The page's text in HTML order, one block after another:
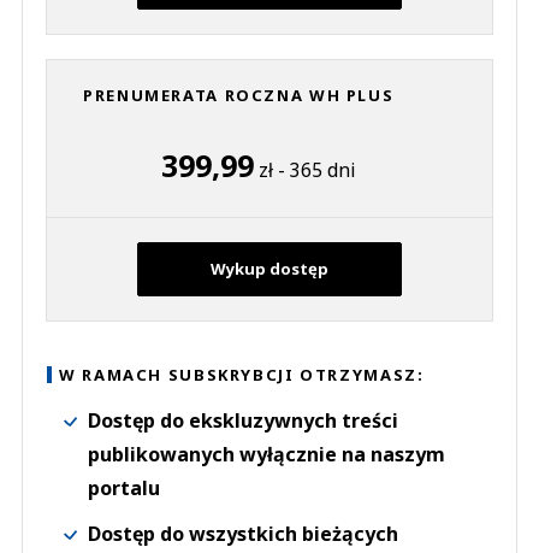
PRENUMERATA ROCZNA WH PLUS
399,99zł - 365 dni
Wykup dostęp
W RAMACH SUBSKRYBCJI OTRZYMASZ:
Dostęp do ekskluzywnych treści
publikowanych wyłącznie na naszym
portalu
Dostęp do wszystkich bieżących